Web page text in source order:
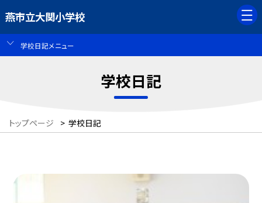
燕市立大関小学校
学校日記メニュー
学校日記
トップページ > 学校日記